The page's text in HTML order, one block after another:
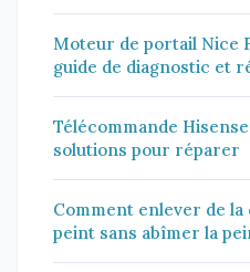
Moteur de portail Nice
guide de diagnostic et
Télécommande
solutions pour réparer
Comment enlever de la
peint sans abîmer la